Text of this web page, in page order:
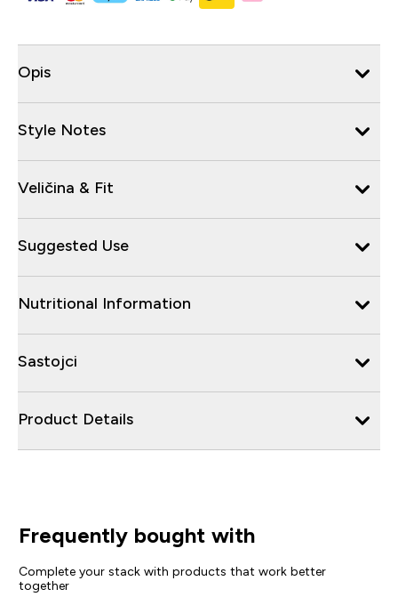
Opis
Style Notes
Veličina & Fit
Suggested Use
Nutritional Information
Sastojci
Product Details
Frequently bought with
Complete your stack with products that work better
together